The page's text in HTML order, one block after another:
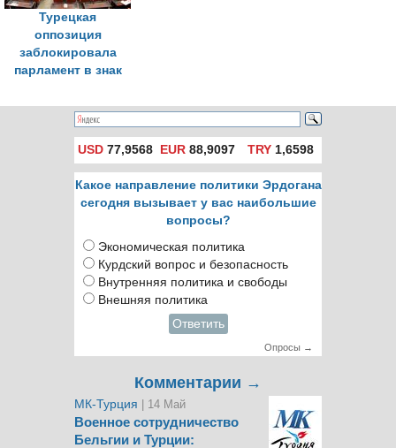
Турецкая
оппозиция
заблокировала
парламент в знак
задержания мэра
Стамбула
USD 77,9568 EUR 88,9097 TRY1,6598
Какое направление политики Эрдогана
сегодня вызывает у вас наибольшие
вопросы?
Экономическая политика
Курдский вопрос и безопасность
Внутренняя политика и свободы
Внешняя политика
Ответить
Опросы →
Комментарии →
МК-Турция | 14 Май
Военное сотрудничество
Бельгии и Турции: